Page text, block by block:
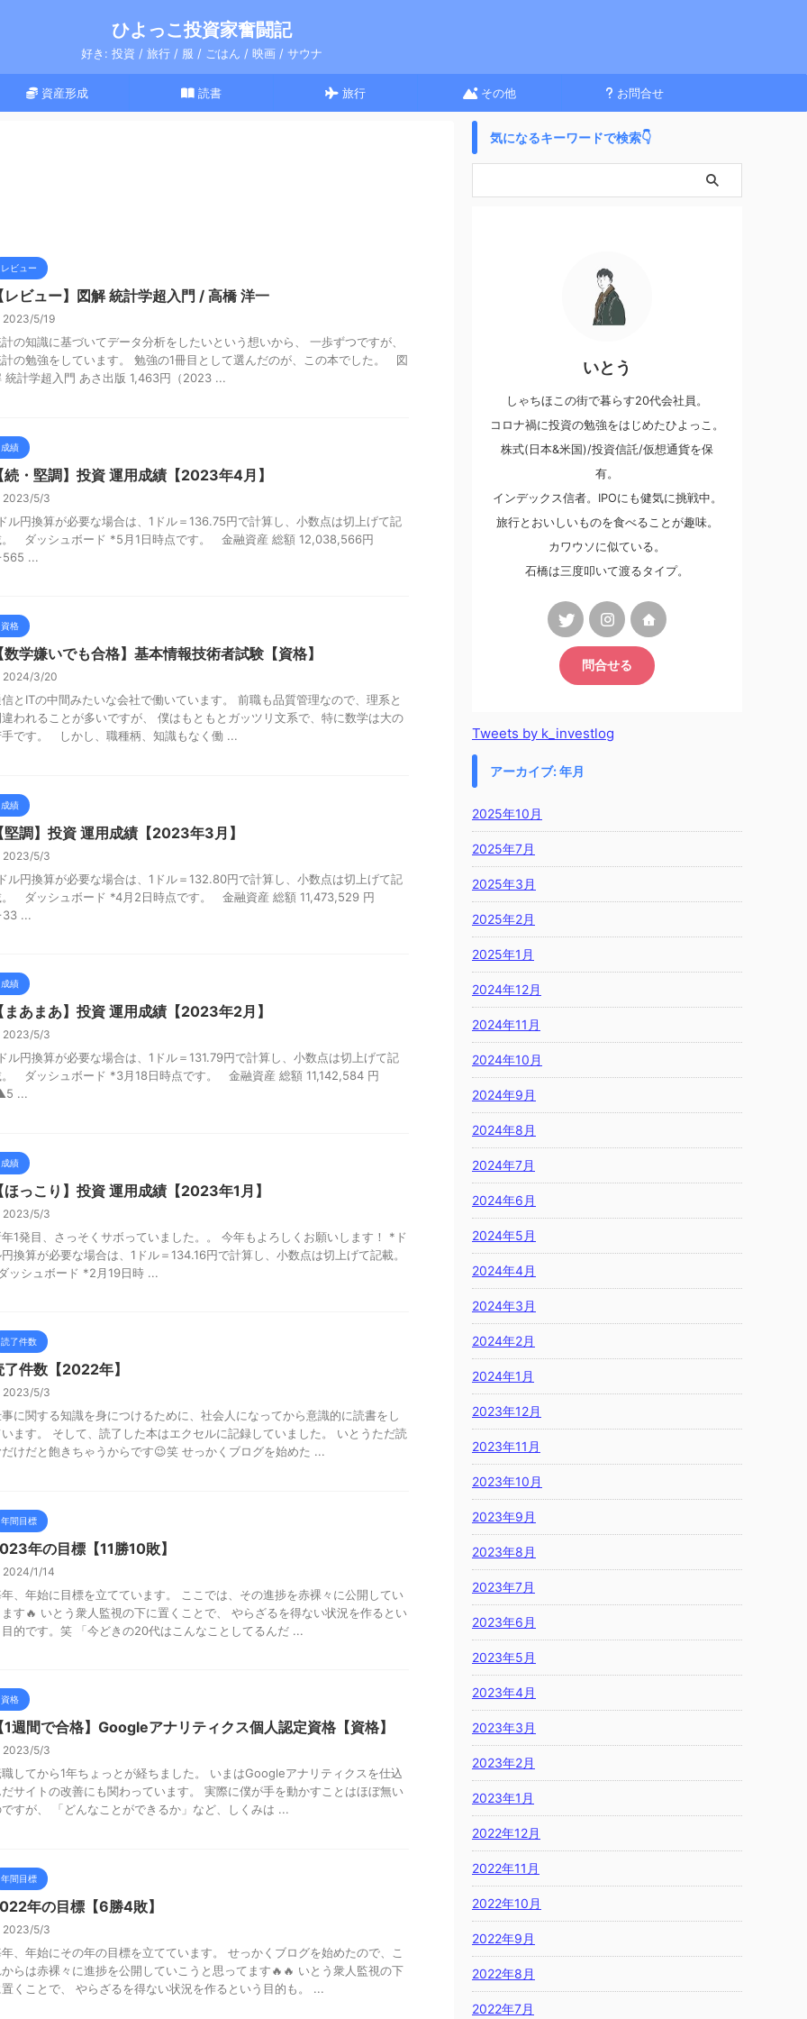
ひよっこ投資家奮闘記
好き: 投資 / 旅行 / 服 / ごはん / 映画 / サウナ
資産形成 読書 旅行 その他 お問合せ
レビュー
レビュー】図解 統計学超入門 / 高橋 洋一
2023/5/19
の知識に基づいてデータ分析をしたいという想いから、 一歩ずつですが、
の勉強をしています。 勉強の1冊目として選んだのが、この本でした。 図
統計学超入門 あさ出版 1,463円（2023 ...
成績
続・堅調】投資 運用成績【2023年4月】
2023/5/3
ル円換算が必要な場合は、1ドル＝136.75円で計算し、小数点は切上げて記
。 ダッシュボード *5月1日時点です。 金融資産 総額 12,038,566円
...
資格
数学嫌いでも合格】基本情報技術者試験【資格】
2024/3/20
とITの中間みたいな会社で働いています。 前職も品質管理なので、理系と
われることが多いですが、 僕はもともとガッツリ文系で、特に数学は大の
です。 しかし、職種柄、知識もなく働 ...
成績
堅調】投資 運用成績【2023年3月】
2023/5/3
ル円換算が必要な場合は、1ドル＝132.80円で計算し、小数点は切上げて記
。 ダッシュボード *4月2日時点です。 金融資産 総額 11,473,529 円
...
成績
まあまあ】投資 運用成績【2023年2月】
2023/5/3
ル円換算が必要な場合は、1ドル＝131.79円で計算し、小数点は切上げて記
。 ダッシュボード *3月18日時点です。 金融資産 総額 11,142,584 円
...
成績
ほっこり】投資 運用成績【2023年1月】
2023/5/3
1発目、さっそくサボっていました。。 今年もよろしくお願いします！ *ド
換算が必要な場合は、1ドル＝134.16円で計算し、小数点は切上げて記載。
ッシュボード *2月19日時 ...
読了件数
了件数【2022年】
2023/5/3
に関する知識を身につけるために、社会人になってから意識的に読書をし
ます。 そして、読了した本はエクセルに記録していました。 いとうただ読
けだと飽きちゃうからです😉笑 せっかくブログを始めた ...
年間目標
年の目標【11勝10敗】
2024/1/14
、年始に目標を立てています。 ここでは、その進捗を赤裸々に公開してい
す🔥 いとう衆人監視の下に置くことで、 やらざるを得ない状況を作るとい
的です。笑 「今どきの20代はこんなことしてるんだ ...
資格
1週間で合格】Googleアナリティクス個人認定資格【資格】
2023/5/3
してから1年ちょっとが経ちました。 いまはGoogleアナリティクスを仕込
サイトの改善にも関わっています。 実際に僕が手を動かすことはほぼ無い
すが、 「どんなことができるか」など、しくみは ...
年間目標
年の目標【6勝4敗】
2023/5/3
、年始にその年の目標を立てています。 せっかくブログを始めたので、こ
らは赤裸々に進捗を公開していこうと思ってます🔥🔥 いとう衆人監視の下
くことで、 やらざるを得ない状況を作るという目的も。 ...
気になるキーワードで検索👇
いとう
しゃちほこの街で暮らす20代会社員。
コロナ禍に投資の勉強をはじめたひよっこ。
株式(日本&米国)/投資信託/仮想通貨を保
有。
インデックス信者。IPOにも健気に挑戦中。
旅行とおいしいものを食べることが趣味。
カワウソに似ている。
石橋は三度叩いて渡るタイプ。
問合せる
Tweets by k_investlog
アーカイブ: 年月
2025年10月
2025年7月
2025年3月
2025年2月
2025年1月
2024年12月
2024年11月
2024年10月
2024年9月
2024年8月
2024年7月
2024年6月
2024年5月
2024年4月
2024年3月
2024年2月
2024年1月
2023年12月
2023年11月
2023年10月
2023年9月
2023年8月
2023年7月
2023年6月
2023年5月
2023年4月
2023年3月
2023年2月
2023年1月
2022年12月
2022年11月
2022年10月
2022年9月
2022年8月
2022年7月